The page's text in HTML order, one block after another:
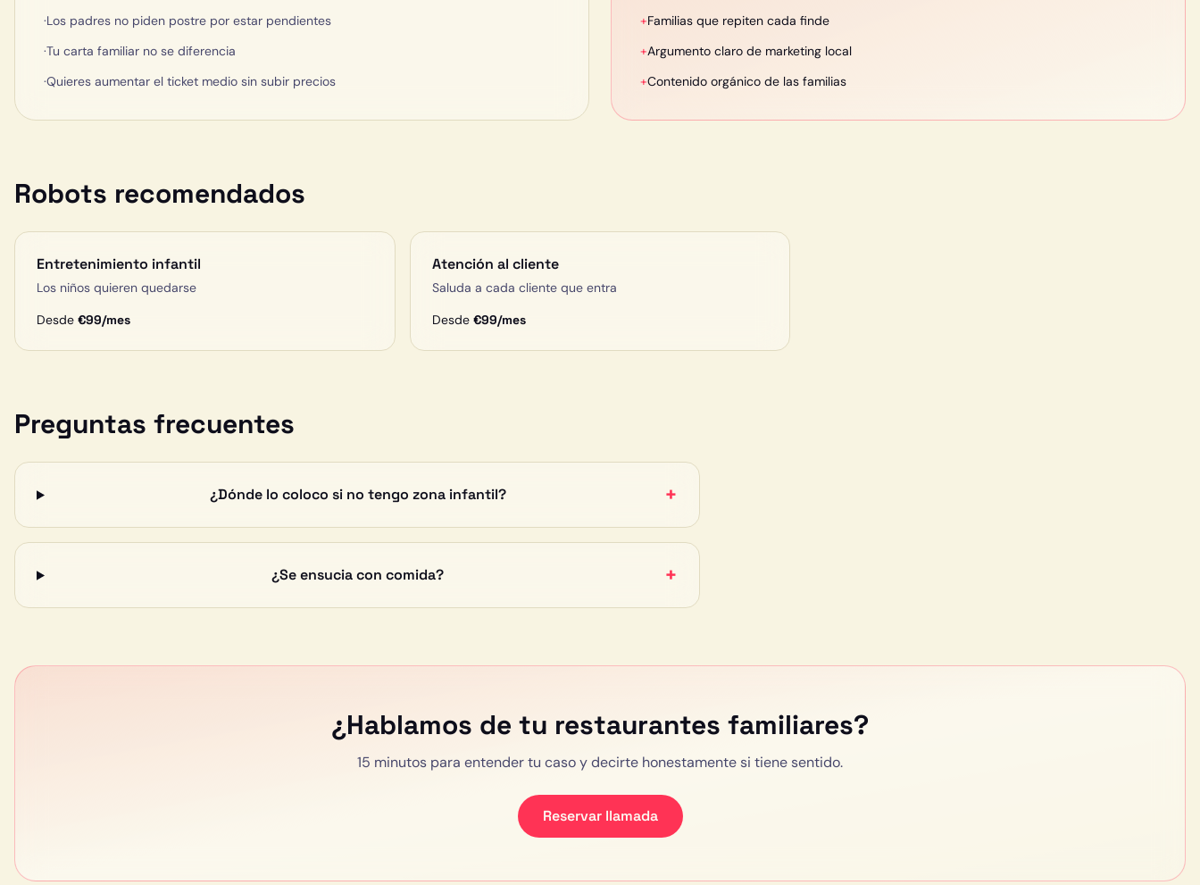
·Los padres no piden postre por estar pendientes
·Tu carta familiar no se diferencia
·Quieres aumentar el ticket medio sin subir precios
+Familias que repiten cada finde
+Argumento claro de marketing local
+Contenido orgánico de las familias
Robots recomendados
Entretenimiento infantil
Los niños quieren quedarse
Desde €99/mes
Atención al cliente
Saluda a cada cliente que entra
Desde €99/mes
Preguntas frecuentes
¿Dónde lo coloco si no tengo zona infantil? +
¿Se ensucia con comida? +
¿Hablamos de tu restaurantes familiares?
15 minutos para entender tu caso y decirte honestamente si tiene sentido.
Reservar llamada